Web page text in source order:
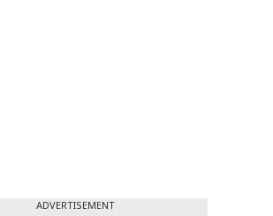
ADVERTISEMENT